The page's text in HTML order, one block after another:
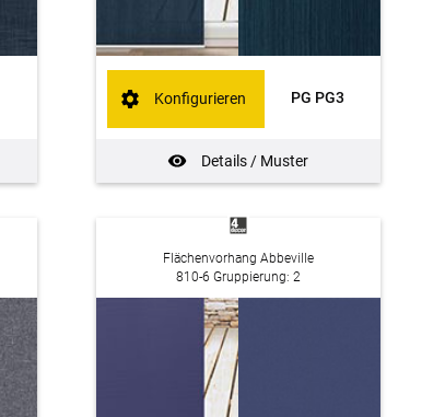
PG PG3
Details / Muster
Konfigurieren
Flächenvorhang Abbeville
810-6 Gruppierung: 2